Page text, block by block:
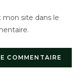
site dans le